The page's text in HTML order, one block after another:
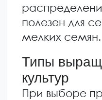
полезен для
мелких семян.
Типы
культур
При выборе